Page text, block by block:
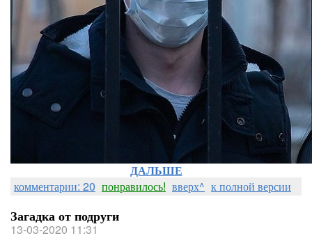
ДАЛЬШЕ
комментарии: 20 понравилось! вверх^ к полной версии
Загадка от подруги
13-03-2020 11:31